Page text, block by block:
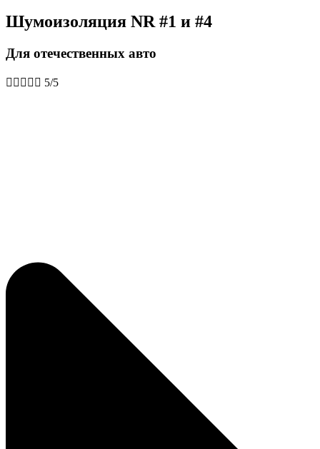
Шумоизоляция NR #1 и #4
Для отечественных авто
     5/5